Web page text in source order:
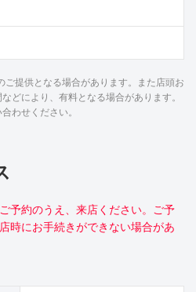
提供となる場合があります。また店頭お
どにより、有料となる場合があります。
わせください。
予約のうえ、来店ください。ご予
時にお手続きができない場合があ